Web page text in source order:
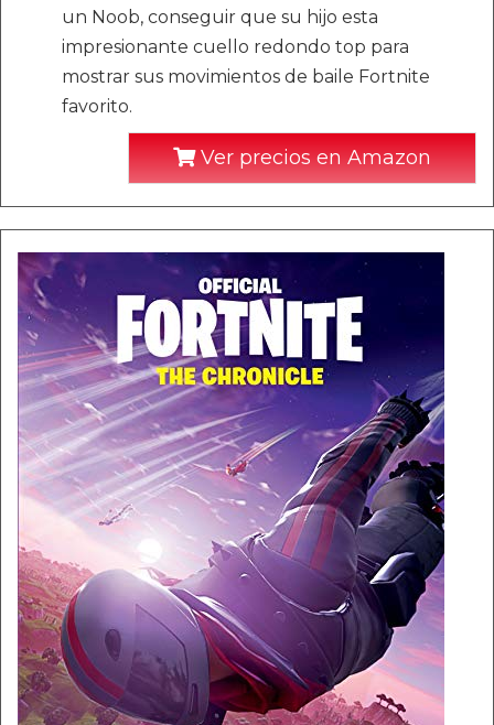
un Noob, conseguir que su hijo esta
impresionante cuello redondo top para
mostrar sus movimientos de baile Fortnite
favorito.
Ver precios en Amazon